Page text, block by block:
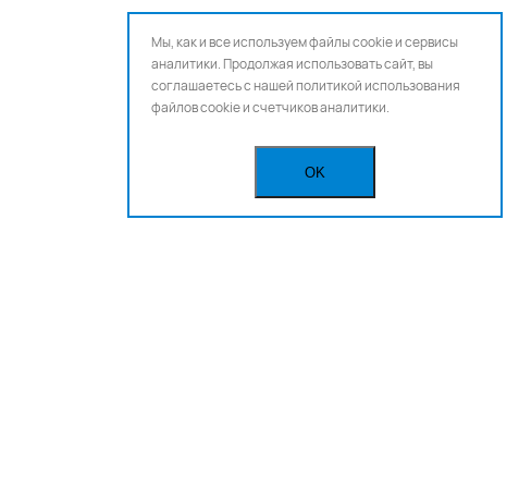
Мы, как и все используем файлы cookie и сервисы
аналитики. Продолжая использовать сайт, вы
соглашаетесь с нашейполитикой использования
файлов cookie и счетчиков аналитики.
OK